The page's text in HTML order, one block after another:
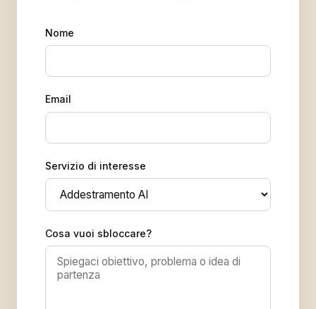
Nome
Email
Servizio di interesse
Cosa vuoi sbloccare?